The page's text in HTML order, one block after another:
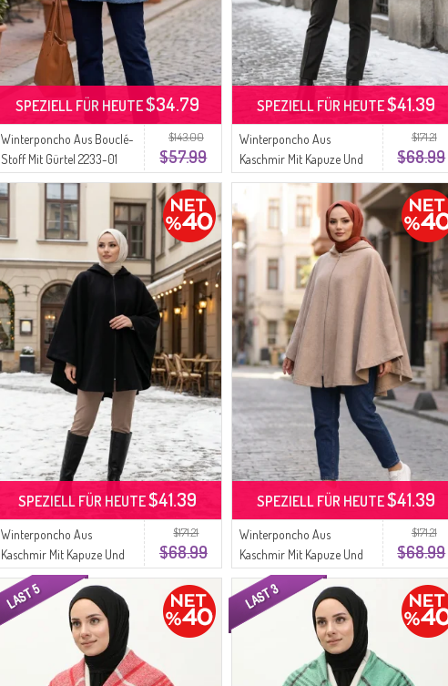
$143.00
$57.99
Winterponcho Aus Bouclé-
Stoff Mit Gürtel 2233-01
Indigo
SPEZIELL FÜR HEUTE$34.79
$171.21
$68.99
Winterponcho Aus
Kaschmir Mit Kapuze Und
Reißverschluss 0241-01
SPEZIELL FÜR HEUTE$41.39
$171.21
$68.99
Winterponcho Aus
Kaschmir Mit Kapuze Und
Reißverschluss 0241-04
Schwarz
SPEZIELL FÜR HEUTE$41.39
$171.21
$68.99
Winterponcho Aus
Kaschmir Mit Kapuze Und
Reißverschluss 0241-03
Nerz
SPEZIELL FÜR HEUTE$41.39